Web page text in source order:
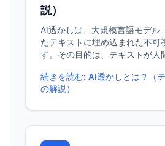
説）
AI透かしは、大規模言語モデル
たテキストに埋め込まれた不可
す。その目的は、テキストが人
です。 画像や動画の透かしと
透かしは直接目で見ることがで
ンテンツの検出 学術的誠実性
使用の追跡 ソースの真正性の検
続きを読む: AI透かしとは？（
の解説）